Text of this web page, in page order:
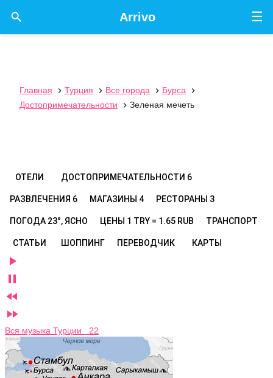
☰
Arrivo

Главная  Турция  Все города  Бурса

Достопримечательности
 Зеленая мечеть
ОТЕЛИ ДОСТОПРИМЕЧАТЕЛЬНОСТИ 6
РАЗВЛЕЧЕНИЯ 6 МАГАЗИНЫ 4 РЕСТОРАНЫ 3
ПОГОДА 23°, ЯСНО ЦЕНЫ 1 TRY = 1.65 RUB ТРАНСПОРТ
СТАТЬИ ШОППИНГ ПЕРЕВОДЧИК КАРТЫ




Вся музыка Турции 22